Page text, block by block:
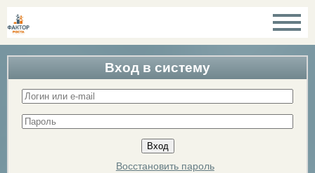
Вход в систему
Восстановить пароль